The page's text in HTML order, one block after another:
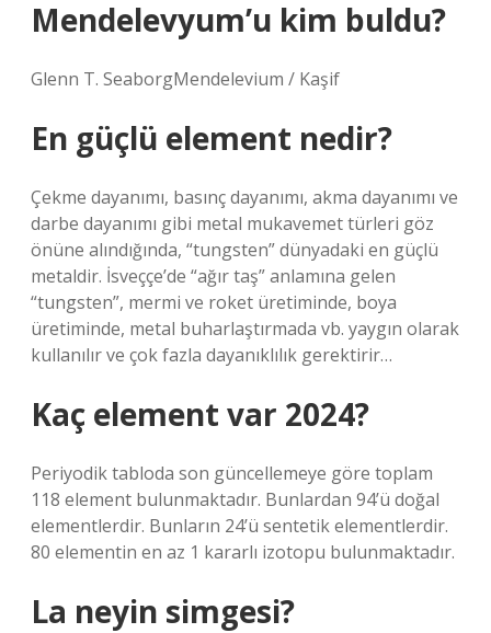
Mendelevyum’u kim buldu?
Glenn T. SeaborgMendelevium / Kaşif
En güçlü element nedir?
Çekme dayanımı, basınç dayanımı, akma dayanımı ve
darbe dayanımı gibi metal mukavemet türleri göz
önüne alındığında, “tungsten” dünyadaki en güçlü
metaldir. İsveççe’de “ağır taş” anlamına gelen
“tungsten”, mermi ve roket üretiminde, boya
üretiminde, metal buharlaştırmada vb. yaygın olarak
kullanılır ve çok fazla dayanıklılık gerektirir…
Kaç element var 2024?
Periyodik tabloda son güncellemeye göre toplam
118 element bulunmaktadır. Bunlardan 94’ü doğal
elementlerdir. Bunların 24’ü sentetik elementlerdir.
80 elementin en az 1 kararlı izotopu bulunmaktadır.
La neyin simgesi?